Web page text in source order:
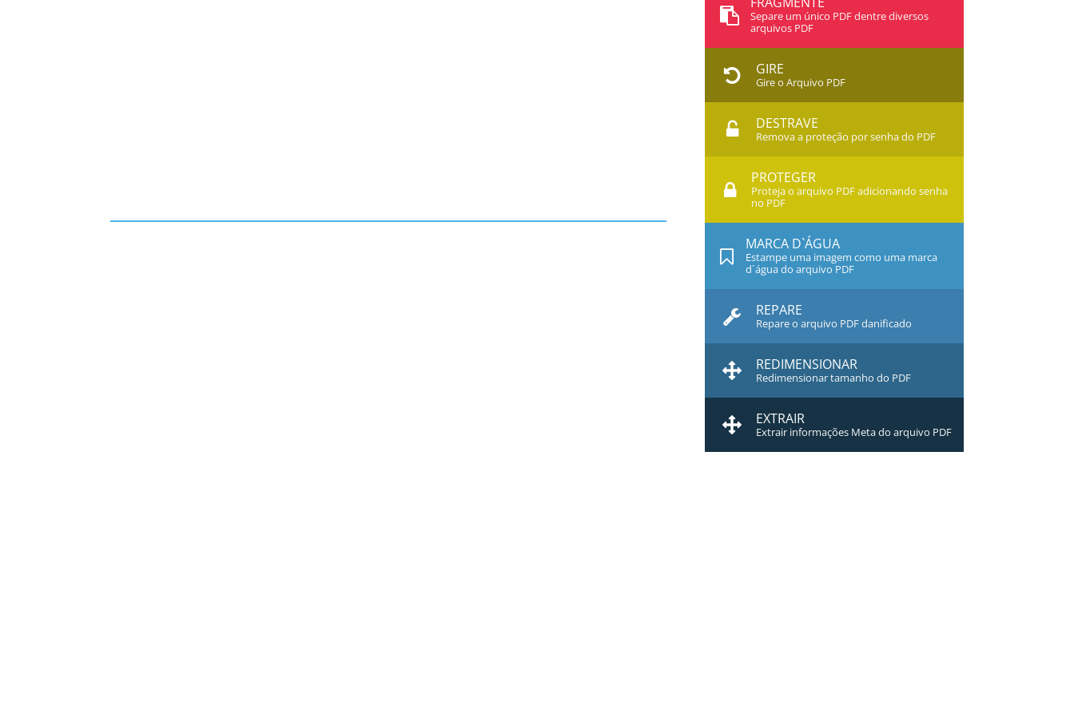
Separe um único PDF dentre diversos
arquivos PDF
GIRE
Gire o Arquivo PDF
DESTRAVE
Remova a proteção por senha do PDF
PROTEGER
Proteja o arquivo PDF adicionando senha
no PDF
MARCA D`ÁGUA
Estampe uma imagem como uma marca
d`água do arquivo PDF
REPARE
Repare o arquivo PDF danificado
REDIMENSIONAR
Redimensionar tamanho do PDF
EXTRAIR
Extrair informações Meta do arquivo PDF